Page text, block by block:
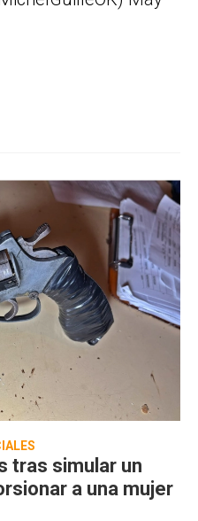
tras simular un
a una mujer